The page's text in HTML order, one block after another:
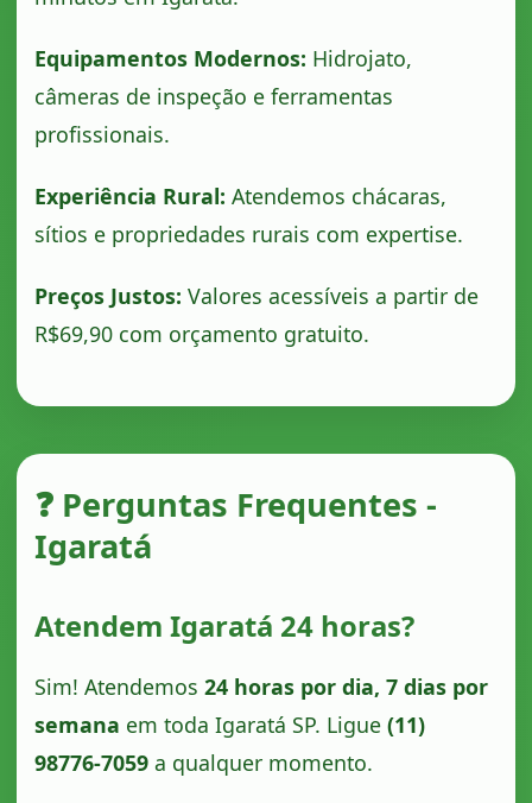
Equipamentos Modernos: Hidrojato,
câmeras de inspeção e ferramentas
profissionais.
Experiência Rural: Atendemos chácaras,
sítios e propriedades rurais com expertise.
Preços Justos: Valores acessíveis a partir de
R$69,90 com orçamento gratuito.
❓ Perguntas Frequentes -
Igaratá
Atendem Igaratá 24 horas?
Sim! Atendemos24 horas por dia, 7 dias por
semana em toda Igaratá SP. Ligue(11)
98776-7059 a qualquer momento.